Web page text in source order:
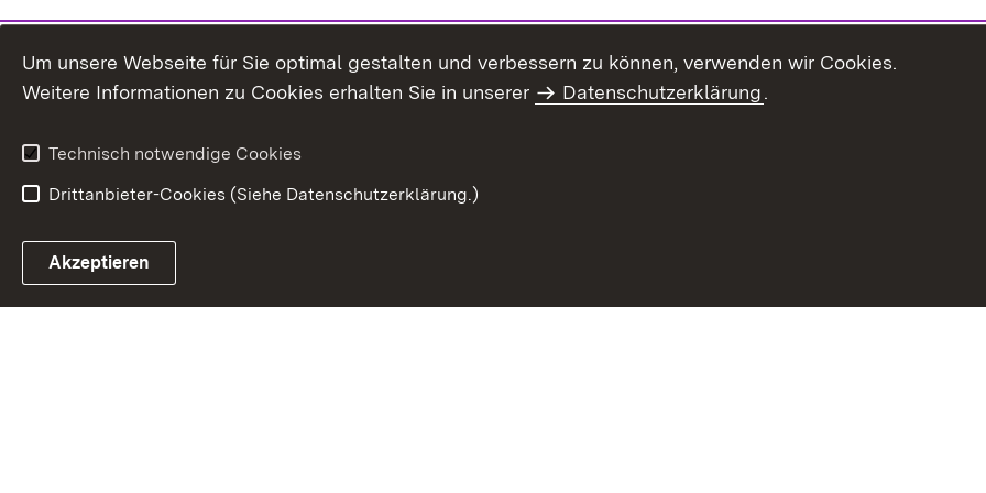
Um unsere Webseite für Sie optimal gestalten und verbessern zu können, verwenden wir Cookies.
Weitere Informationen zu Cookies erhalten Sie in unserer
Datenschutzerklärung.
Technisch notwendige Cookies
Drittanbieter-Cookies (Siehe Datenschutzerklärung.)
Akzeptieren